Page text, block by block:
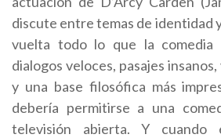
discute entre temas de identidad
vuelta todo lo que la comedia
dialogos veloces, pasajes
y una base filosófica más
debería permitirse a una
televisión abierta. Y cuando